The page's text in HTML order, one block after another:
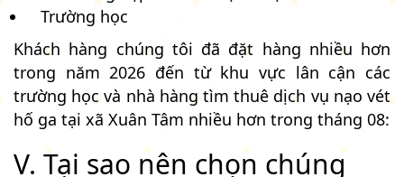
Trường học
Khách hàng chúng tôi đã đặt hàng nhiều hơn
trong năm 2026 đến từ khu vực lân cận các
trường học và nhà hàng tìm thuê dịch vụ nạo vét
hố ga tại xã Xuân Tâm nhiều hơn trong tháng 08:
V. Tại sao nên chọn chúng